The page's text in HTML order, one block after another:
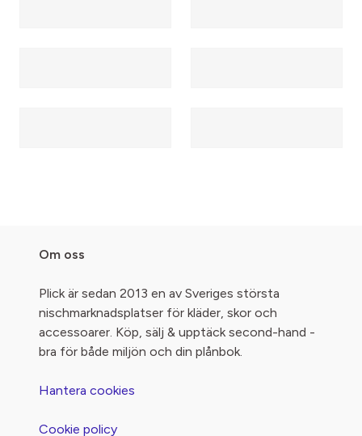
Om oss
Plick är sedan 2013 en av Sveriges största
nischmarknadsplatser för kläder, skor och
accessoarer. Köp, sälj & upptäck second-hand -
bra för både miljön och din plånbok.
Hantera cookies
Cookie policy